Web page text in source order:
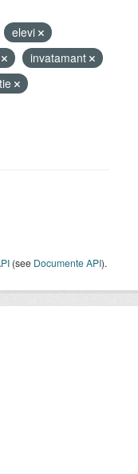
elevi
invatamant
(see Documente API).